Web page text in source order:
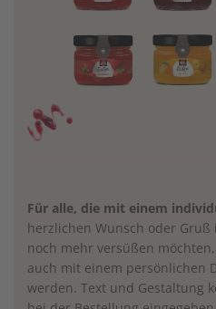
Für alle, die mit einem
herzlichen Wunsch oder
noch mehr versüßen
auch mit einem persönlichen
werden. Text und Gestaltung